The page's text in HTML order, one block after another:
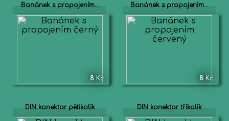
Banánek s propojením...
8 Kč
Banánek s propojením...
8 Kč
DIN konektor pětikolík DIN konektor tříkolík